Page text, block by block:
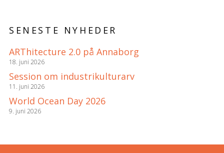
SENESTE NYHEDER
ARThitecture 2.0 på Annaborg
18. juni 2026
Session om industrikulturarv
11. juni 2026
World Ocean Day 2026
9. juni 2026